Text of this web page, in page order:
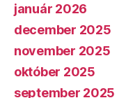
január 2026
december 2025
november 2025
október 2025
september 2025